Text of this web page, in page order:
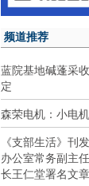
频道推荐
蓝院基地碱蓬采
定
森荣电机：小电
《支部生活》刊
办公室常务副主
长王仁堂署名文章